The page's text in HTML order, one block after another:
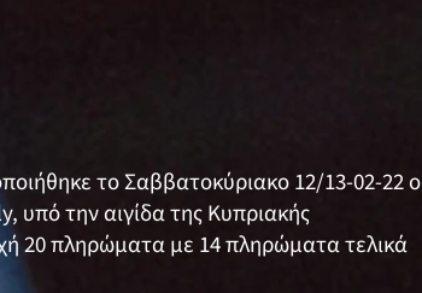
το Σαββατοκύριακο 12/13-02-22 ο
υπό την αιγίδα της Κυπριακής
20 πληρώματα με 14 πληρώματα τελικά